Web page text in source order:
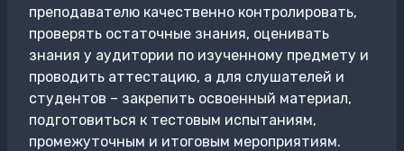
преподавателю качественно контролировать,
проверять остаточные знания, оценивать
знания у аудитории по изученному предмету и
проводить аттестацию, а для слушателей и
студентов – закрепить освоенный материал,
подготовиться к тестовым испытаниям,
промежуточным и итоговым мероприятиям.